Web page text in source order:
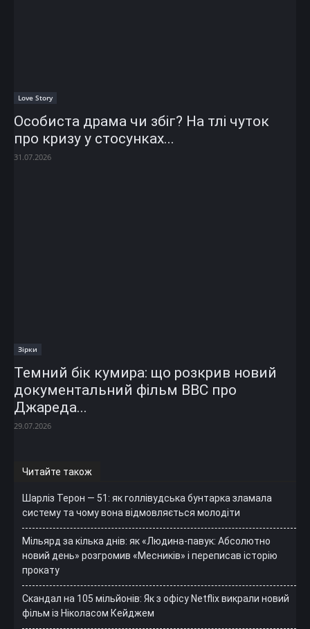
Love Story
Особиста драма чи збіг? На тлі чуток
про кризу у стосунках...
31.07.2026
Зірки
Темний бік кумира: що розкрив новий
документальний фільм ВВС про
Джареда...
29.07.2026
Читайте також
Шарліз Терон — 51: як голлівудська бунтарка зламала
систему та чому вона відмовляється молодіти
Мільярд за кілька днів: як «Людина-павук: Абсолютно
новий день» розгромив «Месників» і переписав історію
прокату
Скандал на 105 мільйонів: Як з офісу Netflix викрали новий
фільм із Ніколасом Кейджем